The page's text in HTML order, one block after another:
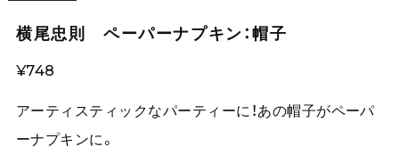
横尾忠則 ペーパーナプキン：帽子
¥748
アーティスティックなパーティーに！あの帽子がペーパ
ーナプキンに。